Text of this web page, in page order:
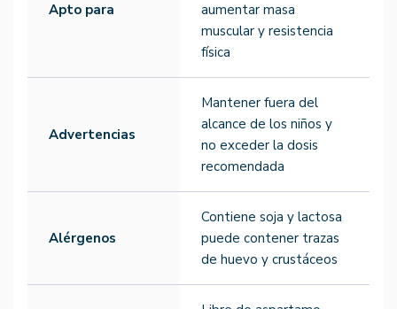
Apto para
aumentar masa
muscular y resistencia
física
Advertencias
Mantener fuera del
alcance de los niños y
no exceder la dosis
recomendada
Alérgenos
Contiene soja y lactosa
puede contener trazas
de huevo y crustáceos